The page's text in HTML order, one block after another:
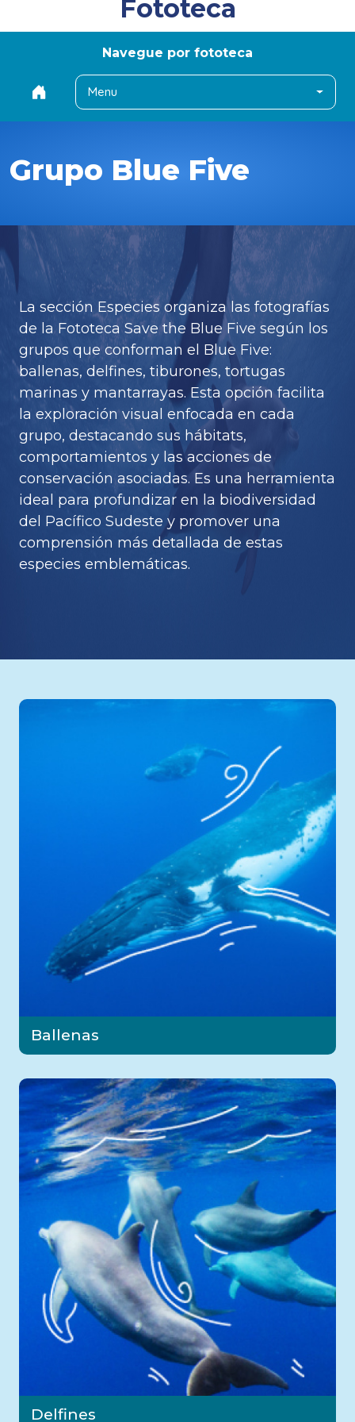
Fototeca
Navegue por fototeca
Menu
Grupo Blue Five
La sección Especies organiza las fotografías
de la Fototeca Save the Blue Five según los
grupos que conforman el Blue Five:
ballenas, delfines, tiburones, tortugas
marinas y mantarrayas. Esta opción facilita
la exploración visual enfocada en cada
grupo, destacando sus hábitats,
comportamientos y las acciones de
conservación asociadas. Es una herramienta
ideal para profundizar en la biodiversidad
del Pacífico Sudeste y promover una
comprensión más detallada de estas
especies emblemáticas.
Ballenas
Delfines